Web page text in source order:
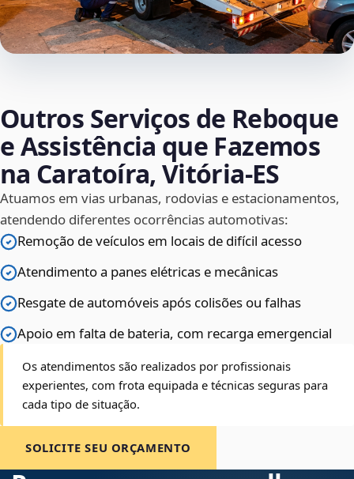
Outros Serviços de Reboque
e Assistência que Fazemos
na Caratoíra, Vitória‑ES
Atuamos em vias urbanas, rodovias e estacionamentos,
atendendo diferentes ocorrências automotivas:
Remoção de veículos em locais de difícil acesso
Atendimento a panes elétricas e mecânicas
Resgate de automóveis após colisões ou falhas
Apoio em falta de bateria, com recarga emergencial
Os atendimentos são realizados por profissionais
experientes, com frota equipada e técnicas seguras para
cada tipo de situação.
SOLICITE SEU ORÇAMENTO